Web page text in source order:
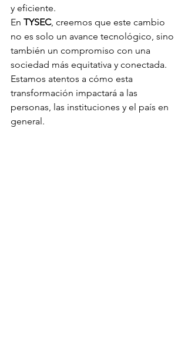
y eficiente.
En TYSEC, creemos que este cambio
no es solo un avance tecnológico, sino
también un compromiso con una
sociedad más equitativa y conectada.
Estamos atentos a cómo esta
transformación impactará a las
personas, las instituciones y el país en
general.